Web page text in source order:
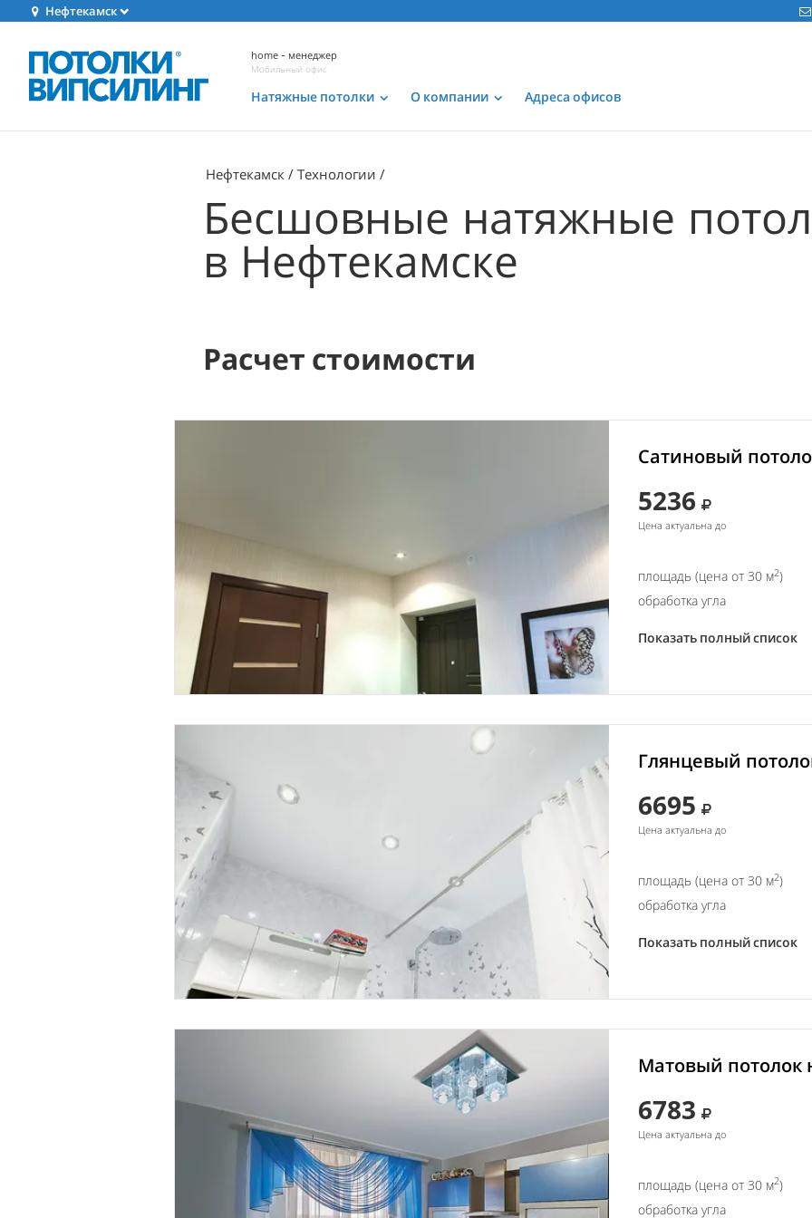
Нефтекамск
home - менеджер
Мобильный офис
Натяжные потолки О компании Адреса офисов
Нефтекамск Технологии
Бесшовные натяжные
в Нефтекамске
Расчет стоимости
Сатиновый
5236
Цена актуальна до
площадь (цена от 30 м2)
обработка угла
Показать полный список
Глянцевый
6695
Цена актуальна до
площадь (цена от 30 м2)
обработка угла
Показать полный список
Матовый потолок
6783
Цена актуальна до
площадь (цена от 30 м2)
обработка угла